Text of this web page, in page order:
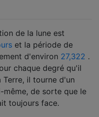
de la lune est
et la période de
d'environ 27,322 .
chaque degré qu'il
il tourne d'un
même, de sorte que le
toujours face.